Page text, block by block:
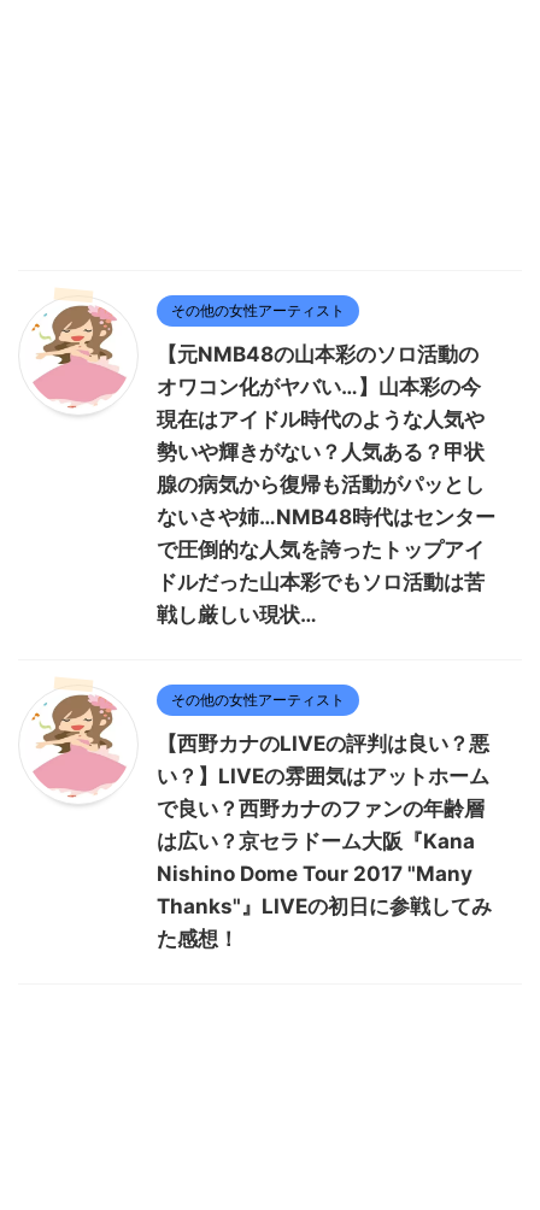
その他の女性アーティスト
【元NMB48の山本彩のソロ活動の
オワコン化がヤバい…】山本彩の今
現在はアイドル時代のような人気や
勢いや輝きがない？人気ある？甲状
腺の病気から復帰も活動がパッとし
ないさや姉…NMB48時代はセンター
で圧倒的な人気を誇ったトップアイ
ドルだった山本彩でもソロ活動は苦
戦し厳しい現状…
その他の女性アーティスト
【西野カナのLIVEの評判は良い？悪
い？】LIVEの雰囲気はアットホーム
で良い？西野カナのファンの年齢層
は広い？京セラドーム大阪『Kana
Nishino Dome Tour 2017 "Many
Thanks"』LIVEの初日に参戦してみ
た感想！